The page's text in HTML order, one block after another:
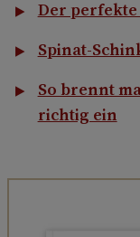
Der
Spinat-
So brennt
richtig ein